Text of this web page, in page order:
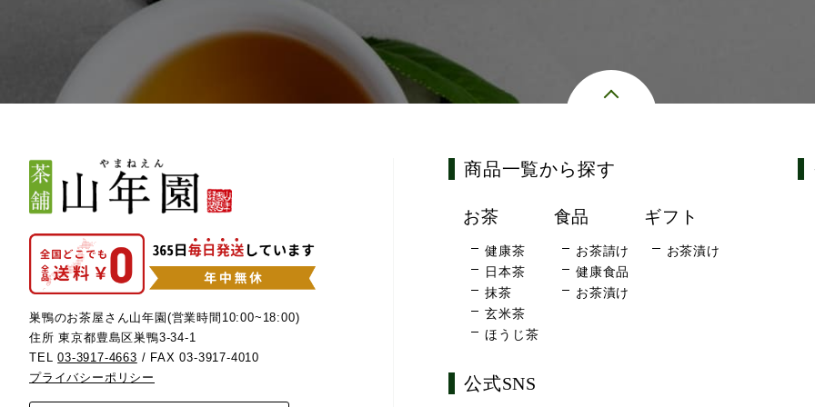
巣鴨のお茶屋さん山年園(営業時間10:00~18:00)
住所 東京都豊島区巣鴨3-34-1
TEL03-3917-4663 / FAX 03-3917-4010
プライバシーポリシー
商品一覧から探す
お茶
健康茶
日本茶
抹茶
玄米茶
ほうじ茶
食品
お茶請け
健康食品
お茶漬け
ギフト
お茶漬け
公式SNS